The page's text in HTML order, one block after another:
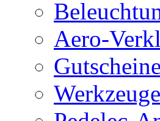
Aero-